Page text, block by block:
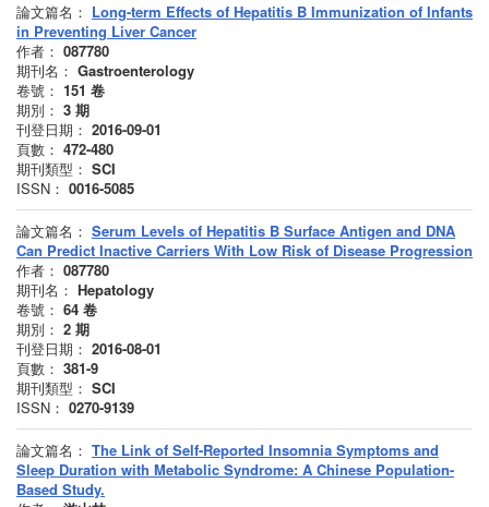
論文篇名： Long-term Effects of Hepatitis B Immunization of Infants
in Preventing Liver Cancer
作者： 087780
期刊名： Gastroenterology
卷號： 151 卷
期別： 3 期
刊登日期： 2016-09-01
頁數： 472-480
期刊類型： SCI
ISSN： 0016-5085
論文篇名： Serum Levels of Hepatitis B Surface Antigen and DNA
Can Predict Inactive Carriers With Low Risk of Disease Progression
作者： 087780
期刊名： Hepatology
卷號： 64 卷
期別： 2 期
刊登日期： 2016-08-01
頁數： 381-9
期刊類型： SCI
ISSN： 0270-9139
論文篇名： The Link of Self-Reported Insomnia Symptoms and
Sleep Duration with Metabolic Syndrome: A Chinese Population-
Based Study.